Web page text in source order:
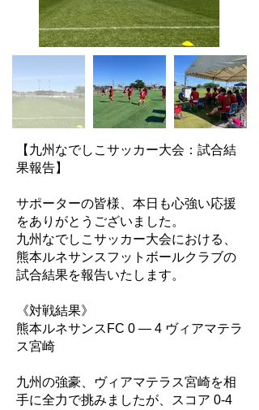
【九州なでしこサッカー大会：試合結
果報告】
サポーターの皆様、本日も心強い応援
をありがとうございました。
九州なでしこサッカー大会における、
熊本ルネサンスフットボールクラブの
試合結果を報告いたします。
《対戦結果》
熊本ルネサンスFC 0 — 4 ヴィアマテラ
ス宮崎
九州の強豪、ヴィアマテラス宮崎を相
手に全力で挑みましたが、スコア 0-4